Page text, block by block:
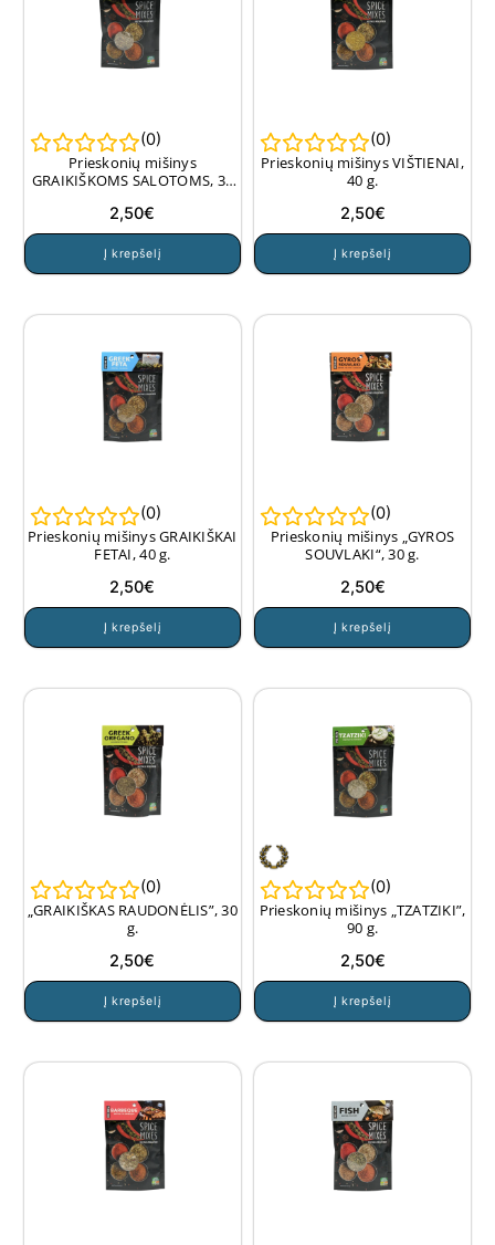
(0)
Prieskonių mišinys
GRAIKIŠKOMS SALOTOMS, 35
2,50€
Į krepšelį
(0)
Prieskonių mišinys VIŠTIENAI,
40 g.
2,50€
Į krepšelį
(0)
Prieskonių mišinys GRAIKIŠKAI
FETAI, 40 g.
2,50€
Į krepšelį
(0)
Prieskonių mišinys „GYROS
SOUVLAKI“, 30 g.
2,50€
Į krepšelį
(0)
„GRAIKIŠKAS RAUDONĖLIS”, 30
g.
2,50€
Į krepšelį
(0)
Prieskonių mišinys „TZATZIKI”,
90 g.
2,50€
Į krepšelį